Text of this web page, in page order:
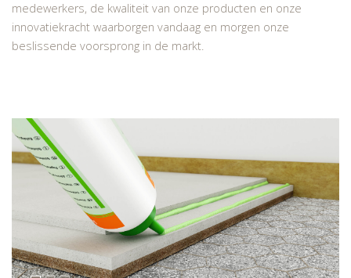
medewerkers, de kwaliteit van onze producten en onze
innovatiekracht waarborgen vandaag en morgen onze
beslissende voorsprong in de markt.